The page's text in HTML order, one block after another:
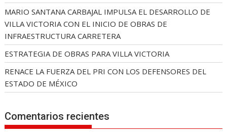
MARIO SANTANA CARBAJAL IMPULSA EL DESARROLLO DE
VILLA VICTORIA CON EL INICIO DE OBRAS DE
INFRAESTRUCTURA CARRETERA
ESTRATEGIA DE OBRAS PARA VILLA VICTORIA
RENACE LA FUERZA DEL PRI CON LOS DEFENSORES DEL
ESTADO DE MÉXICO
Comentarios recientes